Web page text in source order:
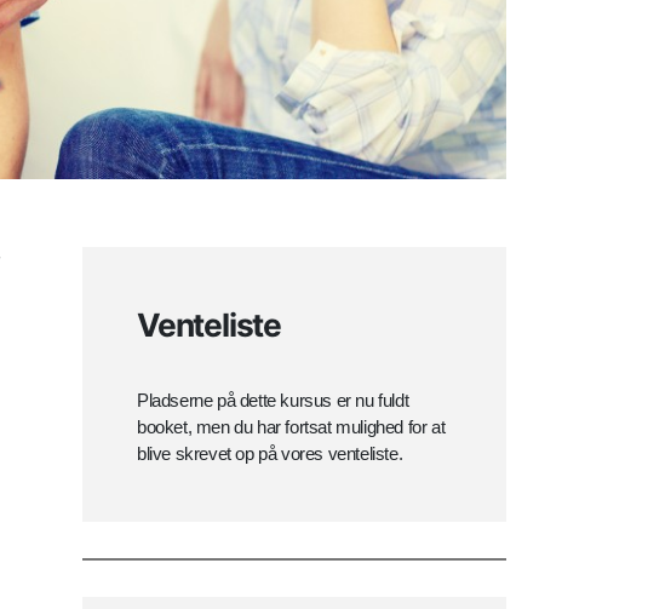
Venteliste
Pladserne på dette kursus er nu fuldt
booket, men du har fortsat mulighed for at
blive skrevet op på vores venteliste.